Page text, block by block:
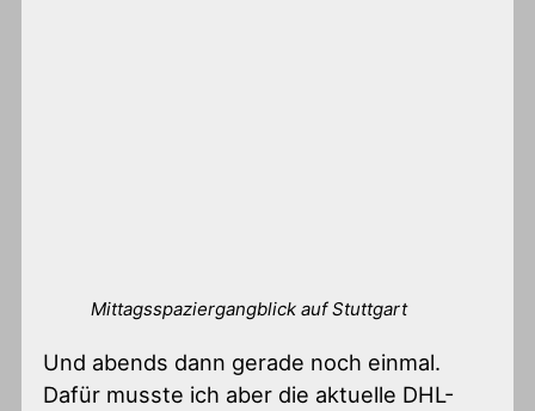
Mittagsspaziergangblick auf Stuttgart
Und abends dann gerade noch einmal.
Dafür musste ich aber die aktuelle DHL-